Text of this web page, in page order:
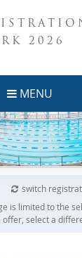
2026
MENU
switch
is limited to the
select a